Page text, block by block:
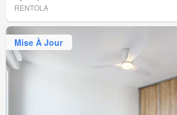
RENTOLA
Mise À Jour